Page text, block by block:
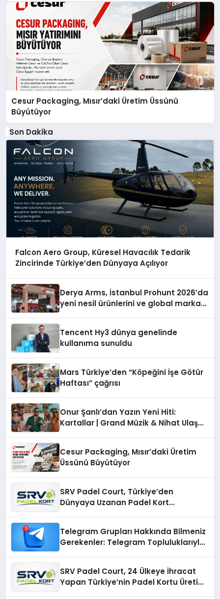
Cesur Packaging, Mısır’daki Üretim Üssünü
Büyütüyor
Son Dakika
Falcon Aero Group, Küresel Havacılık Tedarik
Zincirinde Türkiye’den Dünyaya Açılıyor
Derya Arms, İstanbul Prohunt 2026’da
yeni nesil ürünlerini ve global marka
Tencent Hy3 dünya genelinde
kullanıma sunuldu
Mars Türkiye’den “Köpeğini İşe Götür
Haftası” çağrısı
Onur Şanlı’dan Yazın Yeni Hiti:
Kartallar | Grand Müzik & Nihat Ulaş
Cesur Packaging, Mısır’daki Üretim
Üssünü Büyütüyor
SRV Padel Court, Türkiye’den
Dünyaya Uzanan Padel Kort
Telegram Grupları Hakkında Bilmeniz
Gerekenler: Telegram Topluluklarıyla
SRV Padel Court, 24 Ülkeye İhracat
Yapan Türkiye’nin Padel Kortu Üretim